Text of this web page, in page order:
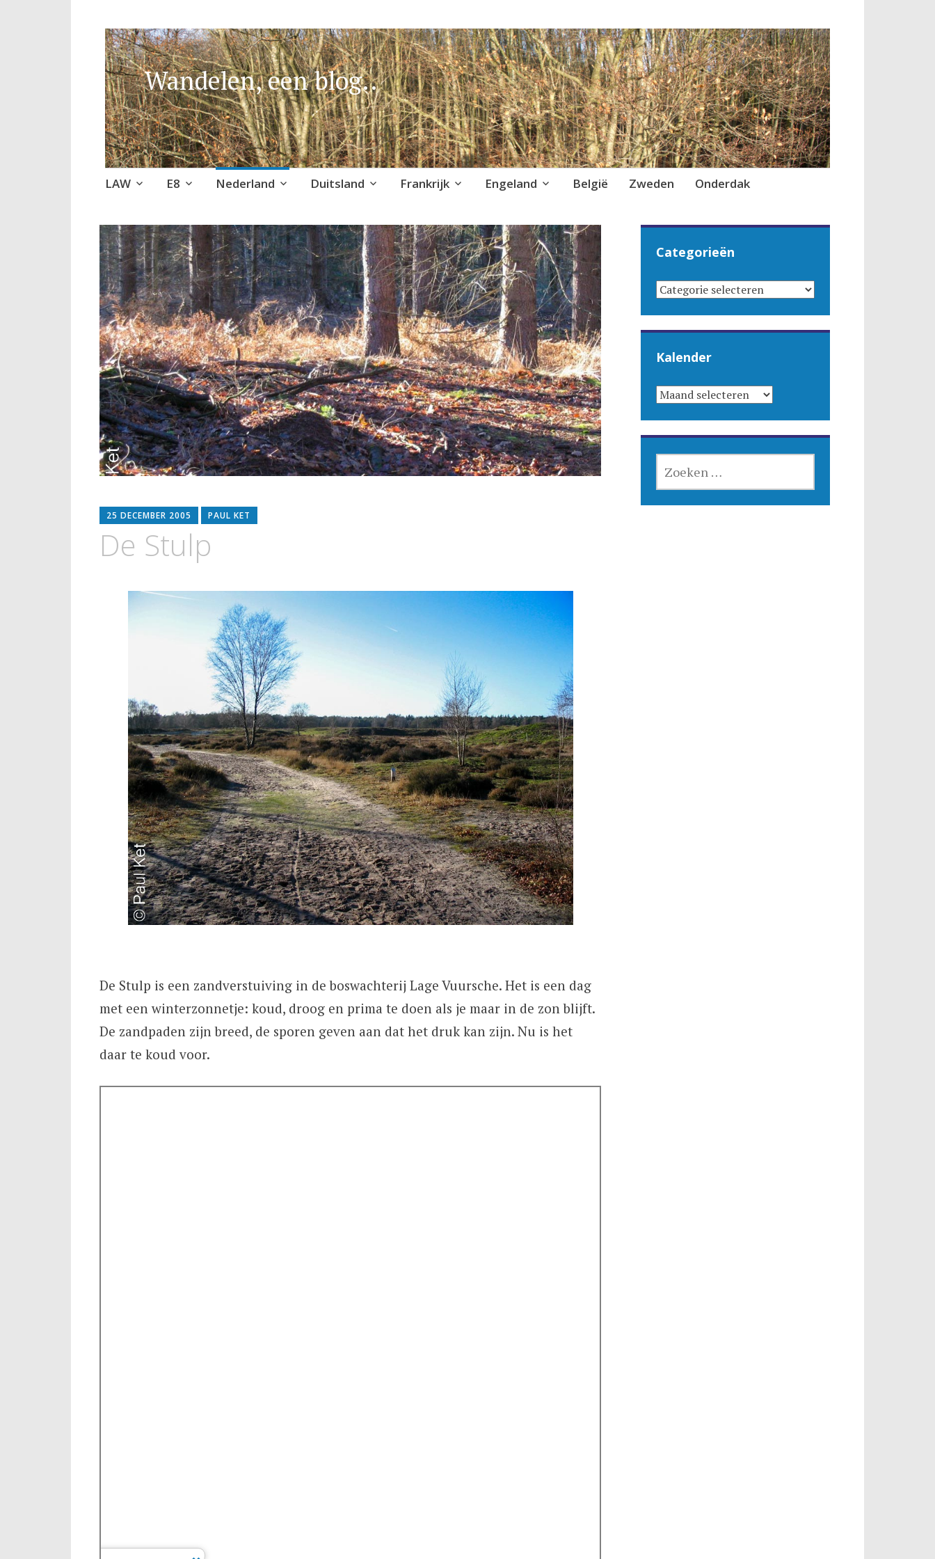
Wandelen, een blog..
Naar
springen
LAW E8 Nederland Duitsland Frankrijk Engeland België Zweden Onderdak
25 DECEMBER 2005 PAUL KET
De Stulp
De Stulp is een zandverstuiving in de boswachterij Lage Vuursche. Het is een dag
met een winterzonnetje: koud, droog en prima te doen als je maar in de zon blijft.
De zandpaden zijn breed, de sporen geven aan dat het druk kan zijn. Nu is het
daar te koud voor.
Categorieën
CATEGORIEËN
Kalender
KALENDER
NAAR: